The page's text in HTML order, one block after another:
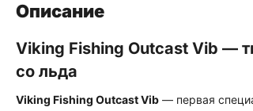
Описание
Viking Fishing Outcast Vib —
со льда
Viking Fishing Outcast Vib — первая